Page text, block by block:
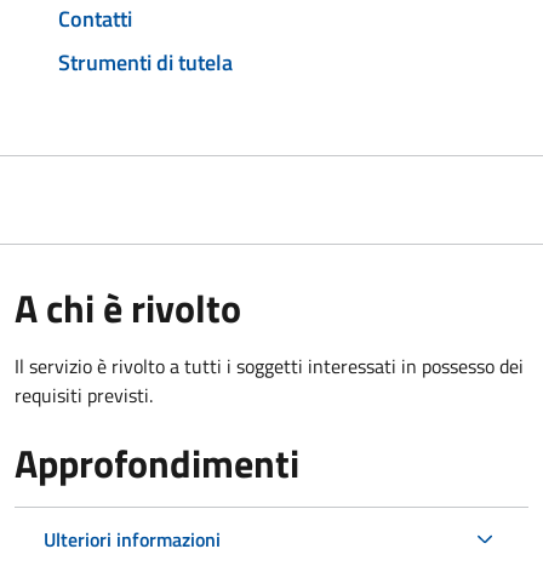
Contatti
Strumenti di tutela
A chi è rivolto
Il servizio è rivolto a tutti i soggetti interessati in possesso dei
requisiti previsti.
Approfondimenti
Ulteriori informazioni